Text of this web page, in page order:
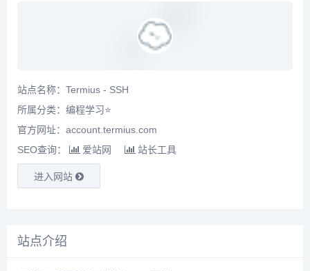
站点名称：Termius - SSH
所属分类： 编程学习⭐
官方网址：account.termius.com
SEO查询：
爱站网 站长工具
进入网站
站点介绍